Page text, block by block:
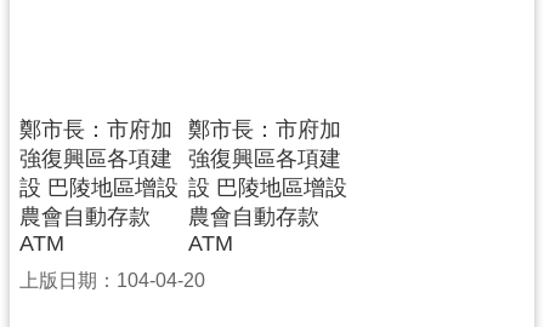
告
鄭市長：市府加
強復興區各項建
設 巴陵地區增設
農會自動存款
ATM
鄭市長：市府加
強復興區各項建
設 巴陵地區增設
農會自動存款
ATM
上版日期：104-04-20